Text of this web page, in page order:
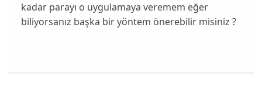
kadar parayı o uygulamaya veremem eğer
biliyorsanız başka bir yöntem önerebilir misiniz ?